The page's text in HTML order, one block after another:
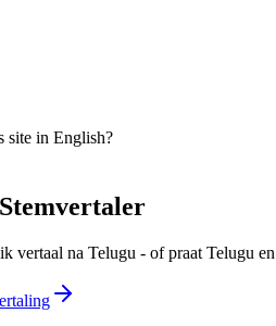
site in English?
vertaal na Telugu - of praat Telugu